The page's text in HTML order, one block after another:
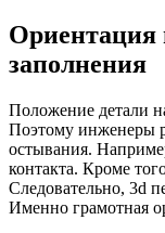
Ориентация
заполнения
Положение детали
Поэтому инженеры
остывания.
контакта. Кроме
Следовательно, 3d
Именно грамотная